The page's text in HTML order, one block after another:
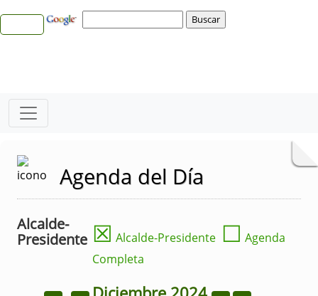
Agenda del Día
Alcalde-
Presidente ☒ Alcalde-Presidente ☐ Agenda
Completa